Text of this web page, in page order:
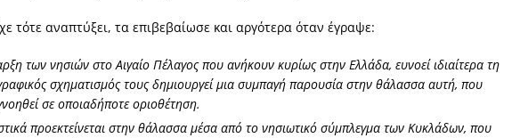
τότε αναπτύξει, τα επιβεβαίωσε και αργότερα όταν έγραψε:
των νησιών στο Αιγαίο Πέλαγος που ανήκουν κυρίως στην Ελλάδα, ευνοεί ιδιαίτερα τη
σχηματισμός τους δημιουργεί μια συμπαγή παρουσία στην θάλασσα αυτή, που
σε οποιαδήποτε οριοθέτηση.
προεκτείνεται στην θάλασσα μέσα από το νησιωτικό σύμπλεγμα των Κυκλάδων, που